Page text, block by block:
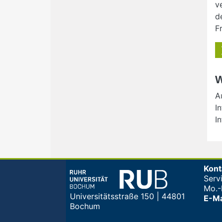
Universitätsstraße 150 | 44801
Bochum
Mo.-
E-